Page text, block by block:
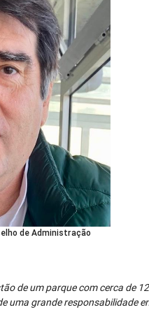
de Administração
de um parque com cerca de
uma grande responsabilidade